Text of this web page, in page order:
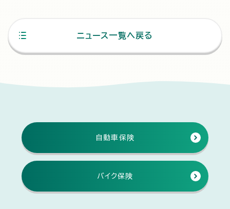
ニュース一覧へ戻る
自動車保険
バイク保険